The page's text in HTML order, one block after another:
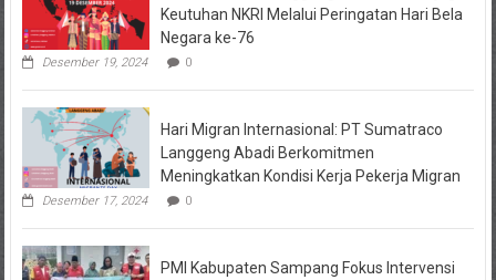
Keutuhan NKRI Melalui Peringatan Hari Bela
Negara ke-76
Desember 19, 2024 0
Hari Migran Internasional: PT Sumatraco
Langgeng Abadi Berkomitmen
Meningkatkan Kondisi Kerja Pekerja Migran
Desember 17, 2024 0
PMI Kabupaten Sampang Fokus Intervensi